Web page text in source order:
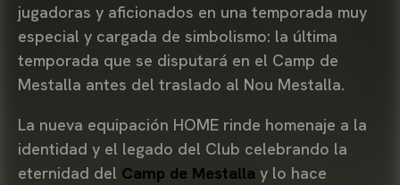
jugadoras y aficionados en una temporada muy
especial y cargada de simbolismo: la última
temporada que se disputará en el Camp de
Mestalla antes del traslado al Nou Mestalla.
La nueva equipación HOME rinde homenaje a la
identidad y el legado del Club celebrando la
eternidad del Camp de Mestalla y lo hace